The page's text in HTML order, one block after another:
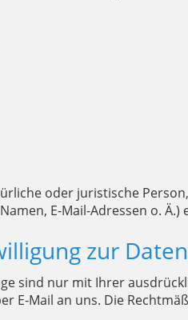
oder juristische
E-Mail-Adressen o. Ä.)
zur
sind nur mit Ihrer
E-Mail an uns. Die